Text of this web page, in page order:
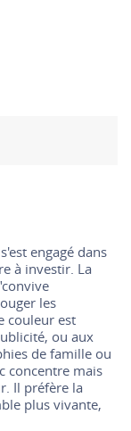
engagé dans
à investir. La
les
couleur est
ou aux
de famille ou
concentre mais
Il préfère la
plus vivante,